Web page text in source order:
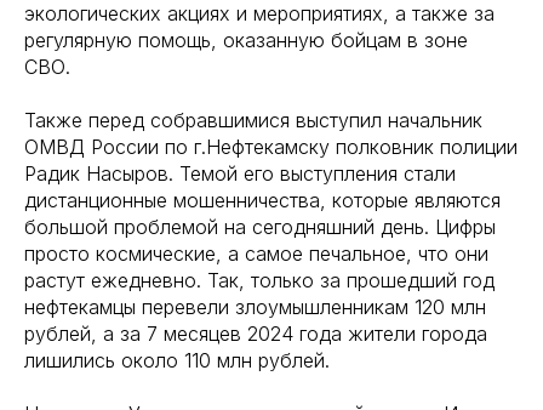
экологических акциях и мероприятиях, а также за
регулярную помощь, оказанную бойцам в зоне
СВО.
Также перед собравшимися выступил начальник
ОМВД России по г.Нефтекамску полковник полиции
Радик Насыров. Темой его выступления стали
дистанционные мошенничества, которые являются
большой проблемой на сегодняшний день. Цифры
просто космические, а самое печальное, что они
растут ежедневно. Так, только за прошедший год
нефтекамцы перевели злоумышленникам 120 млн
рублей, а за 7 месяцев 2024 года жители города
лишились около 110 млн рублей.